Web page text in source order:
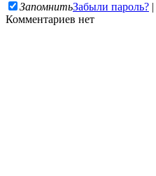
ЗапомнитьЗабыли пароль? |
Комментариев нет